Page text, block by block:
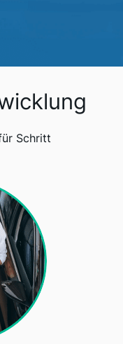
Schritt